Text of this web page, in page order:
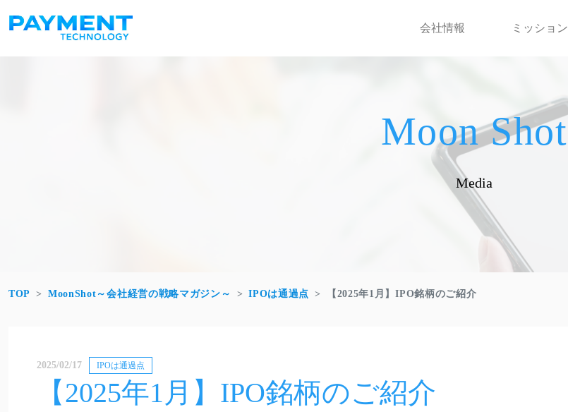
メインナビゲーション 会社情報 ミッション
Moon Shot
Media
TOP MoonShot～会社経営の戦略マガジン～ IPOは通過点 【2025年1月】IPO銘柄のご紹介
2025/02/17 IPOは通過点
【2025年1月】IPO銘柄のご紹介